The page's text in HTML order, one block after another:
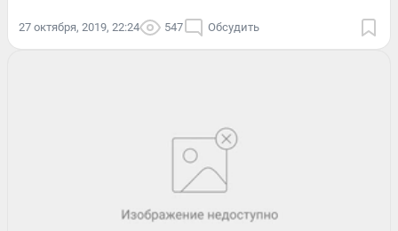
27 октября, 2019, 22:24 547 Обсудить